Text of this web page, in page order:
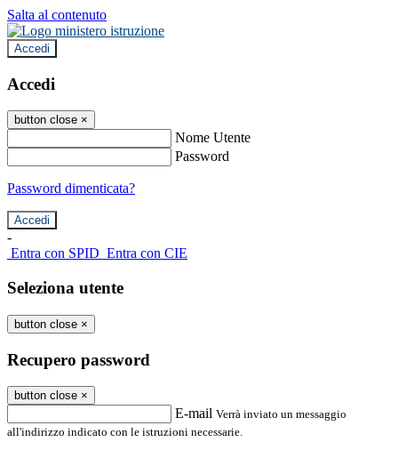
Salta al contenuto
Accedi
Accedi
button close ×
Nome Utente
Password
Password dimenticata?
-
Entra con SPID Entra con CIE
Seleziona utente
button close ×
Recupero password
button close ×
E-mail Verrà inviato un messaggio
all'indirizzo indicato con le istruzioni necessarie.